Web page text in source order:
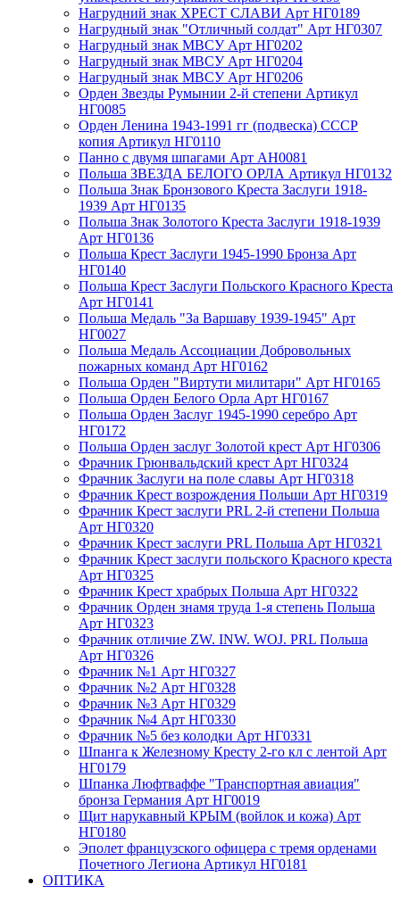
Нагрудний знак ХРЕСТ СЛАВИ Арт НГ0189
Нагрудный знак "Отличный солдат" Арт НГ0307
Нагрудный знак МВСУ Арт НГ0202
Нагрудный знак МВСУ Арт НГ0204
Нагрудный знак МВСУ Арт НГ0206
Орден Звезды Румынии 2-й степени Артикул
НГ0085
Орден Ленина 1943-1991 гг (подвеска) СССР
копия Артикул НГ0110
Панно с двумя шпагами Арт АН0081
Польша ЗВЕЗДА БЕЛОГО ОРЛА Артикул НГ0132
Польша Знак Бронзового Креста Заслуги 1918-
1939 Арт НГ0135
Польша Знак Золотого Креста Заслуги 1918-1939
Арт НГ0136
Польша Крест Заслуги 1945-1990 Бронза Арт
НГ0140
Польша Крест Заслуги Польского Красного Креста
Арт НГ0141
Польша Медаль "За Варшаву 1939-1945" Арт
НГ0027
Польша Медаль Ассоциации Добровольных
пожарных команд Арт НГ0162
Польша Орден "Виртути милитари" Арт НГ0165
Польша Орден Белого Орла Арт НГ0167
Польша Орден Заслуг 1945-1990 серебро Арт
НГ0172
Польша Орден заслуг Золотой крест Арт НГ0306
Фрачник Грюнвальдский крест Арт НГ0324
Фрачник Заслуги на поле славы Арт НГ0318
Фрачник Крест возрождения Польши Арт НГ0319
Фрачник Крест заслуги PRL 2-й степени Польша
Арт НГ0320
Фрачник Крест заслуги PRL Польша Арт НГ0321
Фрачник Крест заслуги польского Красного креста
Арт НГ0325
Фрачник Крест храбрых Польша Арт НГ0322
Фрачник Орден знамя труда 1-я степень Польша
Арт НГ0323
Фрачник отличие ZW. INW. WOJ. PRL Польша
Арт НГ0326
Фрачник №1 Арт НГ0327
Фрачник №2 Арт НГ0328
Фрачник №3 Арт НГ0329
Фрачник №4 Арт НГ0330
Фрачник №5 без колодки Арт НГ0331
Шпанга к Железному Кресту 2-го кл с лентой Арт
НГ0179
Шпанка Люфтваффе "Транспортная авиация"
бронза Германия Арт НГ0019
Щит нарукавный КРЫМ (войлок и кожа) Арт
НГ0180
Эполет французского офицера с тремя орденами
Почетного Легиона Артикул НГ0181
ОПТИКА